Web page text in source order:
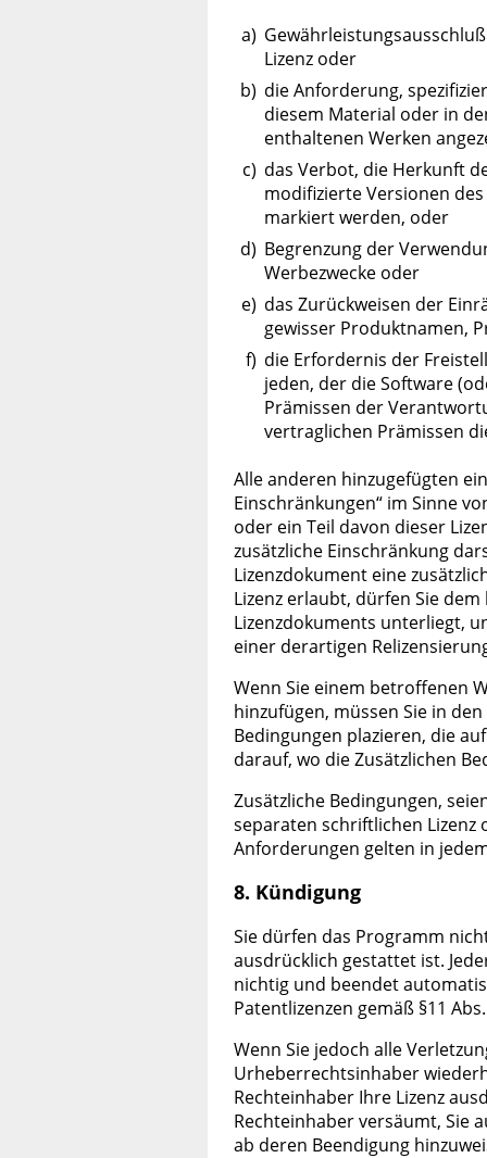
a)
Lizenz oder
b) die Anforderung,
diesem Material oder in
enthaltenen Werken
c) das Verbot, die Herkunft
modifizierte Versionen
markiert werden, oder
d) Begrenzung der
Werbezwecke oder
e) das Zurückweisen der
gewisser Produktnamen,
f) die Erfordernis der
jeden, der die Software
Prämissen der
vertraglichen Prämissen
Alle anderen hinzugefügten
Einschränkungen“ im Sinne
oder ein Teil davon dieser
zusätzliche Einschränkung
Lizenzdokument eine
Lizenz erlaubt, dürfen Sie
Lizenzdokuments unterliegt,
einer derartigen
Wenn Sie einem betroffenen
hinzufügen, müssen Sie in
Bedingungen plazieren, die
darauf, wo die Zusätzlichen
Zusätzliche Bedingungen,
separaten schriftlichen Lizenz
Anforderungen gelten in
8. Kündigung
Sie dürfen das Programm
ausdrücklich gestattet ist.
nichtig und beendet
Patentlizenzen gemäß §11
Wenn Sie jedoch alle
Urheberrechtsinhaber
Rechteinhaber Ihre Lizenz
Rechteinhaber versäumt, Sie
ab deren Beendigung